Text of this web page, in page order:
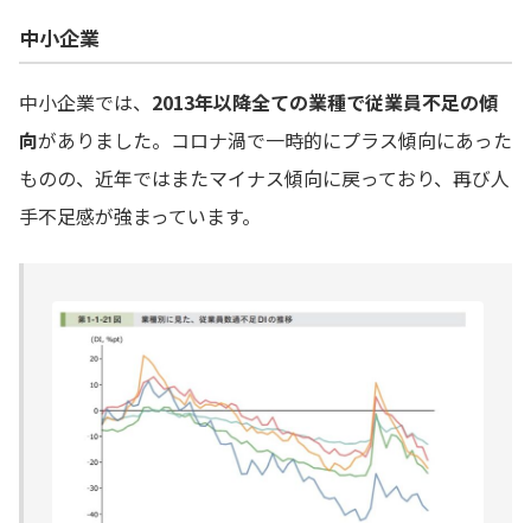
中小企業
中小企業では、 2013年以降全ての業種で従業員不足の傾
向がありました。コロナ渦で一時的にプラス傾向にあった
ものの、近年ではまたマイナス傾向に戻っており、再び人
手不足感が強まっています。